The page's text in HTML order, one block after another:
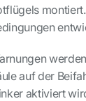
auf der
aktiviert